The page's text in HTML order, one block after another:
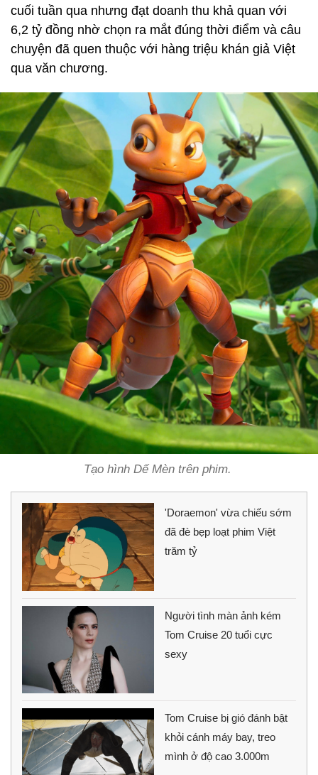
cuối tuần qua nhưng đạt doanh thu khả quan với
6,2 tỷ đồng nhờ chọn ra mắt đúng thời điểm và câu
chuyện đã quen thuộc với hàng triệu khán giả Việt
qua văn chương.
Tạo hình Dế Mèn trên phim.
'Doraemon' vừa chiếu sớm
đã đè bẹp loạt phim Việt
trăm tỷ
Người tình màn ảnh kém
Tom Cruise 20 tuổi cực
sexy
Tom Cruise bị gió đánh bật
khỏi cánh máy bay, treo
mình ở độ cao 3.000m